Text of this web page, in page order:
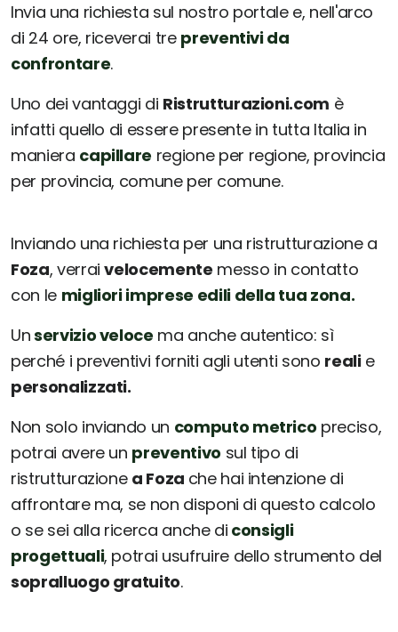
Invia una richiesta sul nostro portale e, nell'arco
di 24 ore, riceverai tre preventivi da
confrontare.
Uno dei vantaggi di Ristrutturazioni.com è
infatti quello di essere presente in tutta Italia in
maniera capillare regione per regione, provincia
per provincia, comune per comune.
Inviando una richiesta per una ristrutturazione a
Foza, verraivelocemente messo in contatto
con le migliori imprese edili della tua zona.
Unservizio veloce ma anche autentico: sì
perché i preventivi forniti agli utenti sono realie
personalizzati.
Non solo inviando un computo metrico preciso,
potrai avere un preventivo sul tipo di
ristrutturazione a Foza che hai intenzione di
affrontare ma, se non disponi di questo calcolo
o se sei alla ricerca anche di consigli
progettuali, potrai usufruire dello strumento del
sopralluogo gratuito.